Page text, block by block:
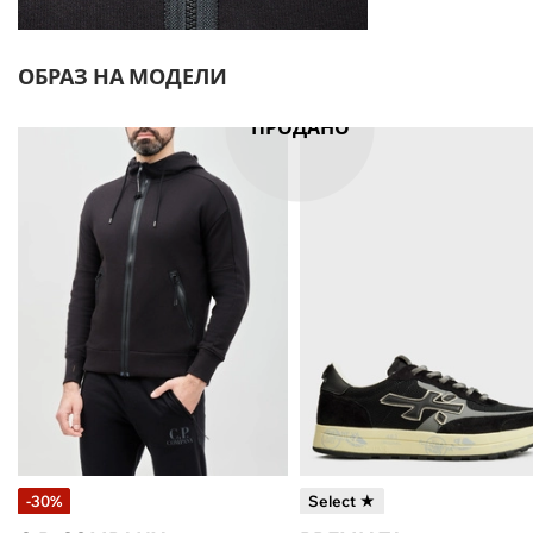
ОБРАЗ НА МОДЕЛИ
-30%
ПРОДАНО
Select ★